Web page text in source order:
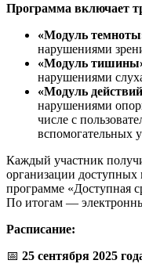
Программа включает
«Модуль
нарушениями
«Модуль
нарушениями
«Модуль
нарушениями
числе с
вспомогательных
Каждый участник
организации доступных
программе «Доступная
По итогам —
Расписание:
📅 25 сентября 2025